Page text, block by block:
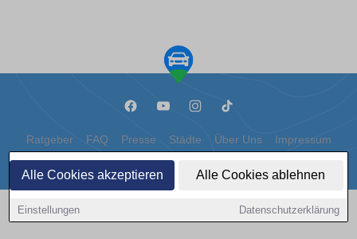
Alle Cookies akzeptieren Alle Cookies ablehnen
Einstellungen Datenschutzerklärung
Ratgeber FAQ Presse Städte Über Uns Impressum
Datenschutz Cookies
Copyright © 2000 - 2026 | 1A Infosysteme GmbH | Content by: 1a-sites-autos